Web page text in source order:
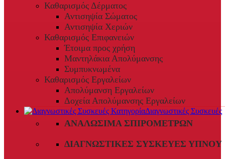
Καθαρισμός Δέρματος
Αντισηψία Σώματος
Αντισηψία Χεριών
Καθαρισμός Επιφανειών
Έτοιμα προς χρήση
Μαντηλάκια Απολύμανσης
Συμπυκνωμένα
Καθαρισμός Εργαλείων
Απολύμανση Εργαλείων
Δοχεία Απολύμανσης Εργαλείων
Διαγνωστικές Συσκευές
ΑΝΑΛΏΣΙΜΑ ΣΠΙΡΟΜΈΤΡΩΝ
ΔΙΑΓΝΩΣΤΙΚΈΣ ΣΥΣΚΕΥΈΣ ΎΠΝΟΥ